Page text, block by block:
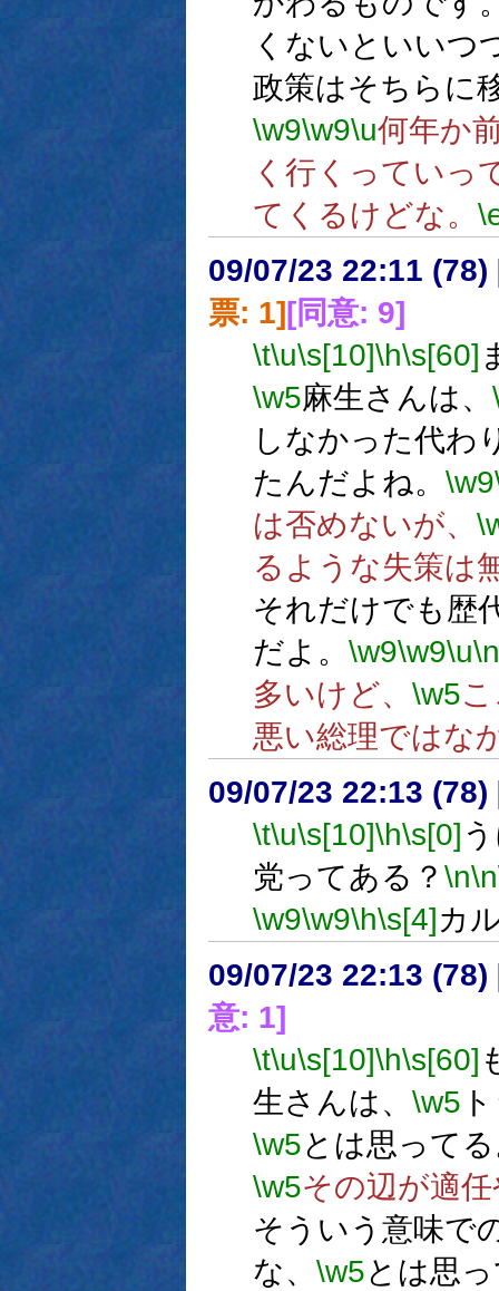
くないといいつ
政策はそちらに
\w9\w9\u何年か
く行くっていっ
てくるけどな。
09/07/23 22:11 (78)
票: 1][同意: 9]
\t\u\s[10]\h\s[60]
\w5麻生さんは、
しなかった代わ
たんだよね。 \w9
は否めないが、
るような失策は
それだけでも歴
だよ。 \w9\w9\u\n
多いけど、 \w5
悪い総理ではな
09/07/23 22:13 (78)
\t\u\s[10]\h\s[0]
党ってある？ \n\n
\w9\w9\h\s[4]カ
09/07/23 22:13 (78)
意: 1]
\t\u\s[10]\h\s[60]
生さんは、 \w5
\w5とは思って
\w5その辺が適
そういう意味で
な、 \w5とは思